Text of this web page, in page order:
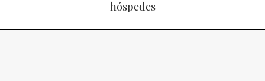
hóspedes